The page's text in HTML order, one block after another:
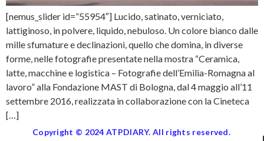
[nemus_slider id=”55954″] Lucido, satinato, verniciato,
lattiginoso, in polvere, liquido, nebuloso. Un colore bianco dalle
mille sfumature e declinazioni, quello che domina, in diverse
forme, nelle fotografie presentate nella mostra “Ceramica,
latte, macchine e logistica – Fotografie dell’Emilia-Romagna al
lavoro” alla Fondazione MAST di Bologna, dal 4 maggio all’11
settembre 2016, realizzata in collaborazione con la Cineteca
[…]
Copyright © 2024 ATPDIARY. All rights reserved.